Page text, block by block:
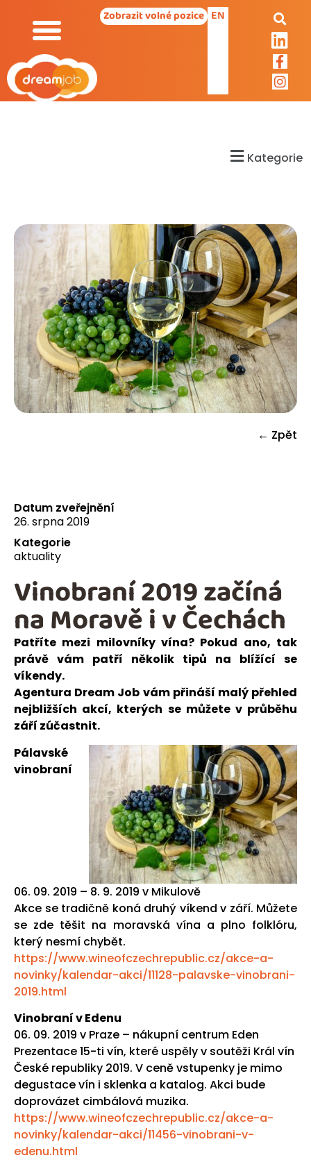
Zobrazit volné pozice EN
Kategorie
← Zpět
Datum zveřejnění
26. srpna 2019
Kategorie
aktuality
Patříte mezi milovníky vína? Pokud ano, tak
právě vám patří několik tipů na blížící se
víkendy.
Agentura Dream Job vám přináší malý přehled
nejbližších akcí, kterých se můžete v průběhu
září zúčastnit.
Pálavské
vinobraní
06. 09. 2019 – 8. 9. 2019 v Mikulově
Akce se tradičně koná druhý víkend v září. Můžete
se zde těšit na moravská vína a plno folklóru,
který nesmí chybět.
https://www.wineofczechrepublic.cz/akce-a-
novinky/kalendar-akci/11128-palavske-vinobrani-
2019.html
Vinobraní v Edenu
06. 09. 2019 v Praze – nákupní centrum Eden
Prezentace 15-ti vín, které uspěly v soutěži Král vín
České republiky 2019. V ceně vstupenky je mimo
degustace vín i sklenka a katalog. Akci bude
doprovázet cimbálová muzika.
https://www.wineofczechrepublic.cz/akce-a-
novinky/kalendar-akci/11456-vinobrani-v-
edenu.html
Vinobraní 2019 začíná
na Moravě i v Čechách